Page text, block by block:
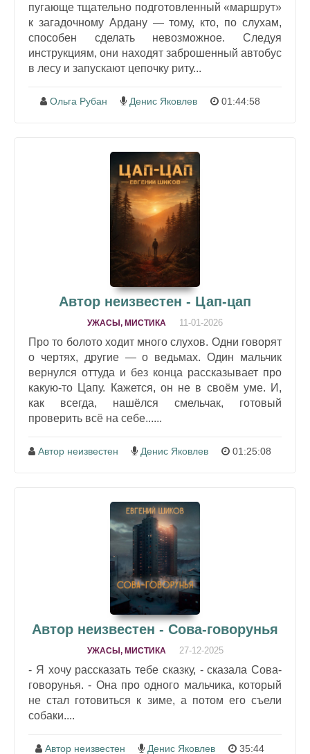
пугающе тщательно подготовленный «маршрут»
к загадочному Ардану — тому, кто, по слухам,
способен сделать невозможное. Следуя
инструкциям, они находят заброшенный автобус
в лесу и запускают цепочку риту...
Ольга Рубан Денис Яковлев 01:44:58
Автор неизвестен - Цап-цап
УЖАСЫ, МИСТИКА 11-01-2026
Про то болото ходит много слухов. Одни говорят
о чертях, другие — о ведьмах. Один мальчик
вернулся оттуда и без конца рассказывает про
какую-то Цапу. Кажется, он не в своём уме. И,
как всегда, нашёлся смельчак, готовый
проверить всё на себе......
Автор неизвестен Денис Яковлев 01:25:08
Автор неизвестен - Сова-говорунья
УЖАСЫ, МИСТИКА 27-12-2025
- Я хочу рассказать тебе сказку, - сказала Сова-
говорунья. - Она про одного мальчика, который
не стал готовиться к зиме, а потом его съели
собаки....
Автор неизвестен Денис Яковлев 35:44